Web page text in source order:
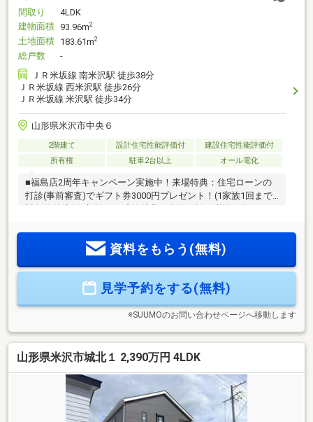
間取り
4LDK
建物面積 93.96m2
土地面積 183.61m2
総戸数
-
ＪＲ米坂線 南米沢駅 徒歩38分
ＪＲ米坂線 西米沢駅 徒歩26分
ＪＲ米坂線 米沢駅 徒歩34分
山形県米沢市中央６
2階建て 設計住宅性能評価付
建設住宅性能評価付
所有権
駐車2台以上 オール電化
■福島店2周年キャンペーン実施中！来場特典：住宅ローンの
打診(事前審査)でギフト券3000円プレゼント！(1家族1回まで)
対象物件(新築建売)のご成約特典：売買価格の税抜価格
合、消費税が約200万円として計算すると2800万円×3%×10%
で84000円となります。＜教育施設＞北沢又小学校・信陵中学
に強い■国が品質を証明！「住宅性能表示制度」取得の確かな
資産価値■ファミリーの成長に寄り添う ゆとりの「新築
資料をもらう(無料)
見学予約をする(無料)
※SUUMOのお問い合わせページへ移動します
山形県米沢市城北１ 2,390万円 4LDK